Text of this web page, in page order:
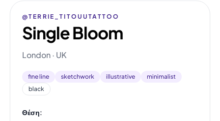
@TERRIE_TITOUUTATTOO
Single Bloom
London · UK
fine line sketchwork illustrative
minimalist
black
Θέση: